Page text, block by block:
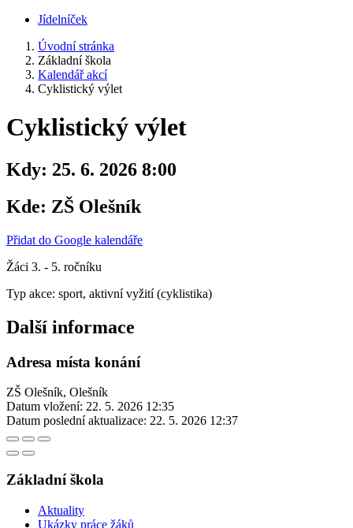
Jídelníček
Úvodní stránka
Základní škola
Kalendář akcí
Cyklistický výlet
Cyklistický výlet
Kdy: 25. 6. 2026 8:00
Kde: ZŠ Olešník
Přidat do Google kalendáře
Žáci 3. - 5. ročníku
Typ akce: sport, aktivní vyžití (cyklistika)
Další informace
Adresa místa konání
ZŠ Olešník, Olešník
Datum vložení: 22. 5. 2026 12:35
Datum poslední aktualizace: 22. 5. 2026 12:37
Základní škola
Aktuality
Ukázky práce žáků